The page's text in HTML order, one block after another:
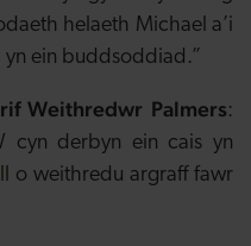
helaeth Michael a’i
ein buddsoddiad.”
Weithredwr Palmers:
cyn derbyn ein cais yn
o weithredu argraff fawr